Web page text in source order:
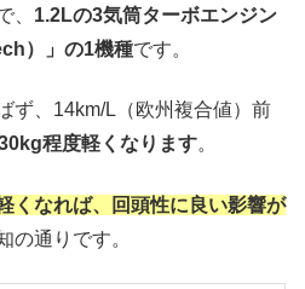
、 1.2Lの3気筒ターボエンジン
）」の1機種です。
ず、14km/L（欧州複合値）前
程度軽くなります。
くなれば、回頭性に良い影響が
の通りです。